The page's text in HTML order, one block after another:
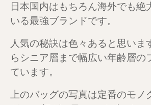
日本国内はもちろん海外でも絶
いる最強ブランドです。
人気の秘訣は色々あると思いま
らシニア層まで幅広い年齢層の
ています。
上のバッグの写真は定番のモノ